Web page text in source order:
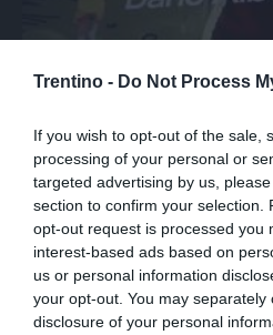
Trentino - Do Not Process
If you wish to opt-out of the sale,
processing of your personal or
targeted advertising by us,
section to confirm your selection.
opt-out request is processed you
interest-based ads based on
us or personal information
your opt-out. You may
disclosure of your personal
SPETTACOLO
Armony, Mastandrea
presenta la sua